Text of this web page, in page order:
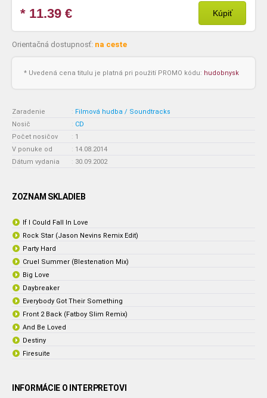
* 11.39 € Kúpiť
Orientačná dostupnosť: na ceste
* Uvedená cena titulu je platná pri použití PROMO kódu: hudobnysk
Zaradenie : Filmová hudba / Soundtracks
Nosič
: CD
Počet nosičov
: 1
V ponuke od
: 14.08.2014
Dátum vydania
: 30.09.2002
ZOZNAM SKLADIEB
If I Could Fall In Love
Rock Star (Jason Nevins Remix Edit)
Party Hard
Cruel Summer (Blestenation Mix)
Big Love
Daybreaker
Everybody Got Their Something
Front 2 Back (Fatboy Slim Remix)
And Be Loved
Destiny
Firesuite
INFORMÁCIE O INTERPRETOVI